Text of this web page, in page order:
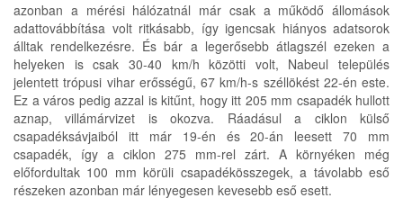
azonban a mérési hálózatnál már csak a működő állomások
adattovábbítása volt ritkásabb, így igencsak hiányos adatsorok
álltak rendelkezésre. És bár a legerősebb átlagszél ezeken a
helyeken is csak 30-40 km/h közötti volt, Nabeul település
jelentett trópusi vihar erősségű, 67 km/h-s széllökést 22-én este.
Ez a város pedig azzal is kitűnt, hogy itt 205 mm csapadék hullott
aznap, villámárvizet is okozva. Ráadásul a ciklon külső
csapadéksávjaiból itt már 19-én és 20-án leesett 70 mm
csapadék, így a ciklon 275 mm-rel zárt. A környéken még
előfordultak 100 mm körüli csapadékösszegek, a távolabb eső
részeken azonban már lényegesen kevesebb eső esett.